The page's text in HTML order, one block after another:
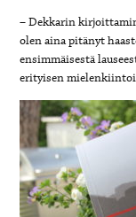
– Dekkarin
olen aina pitänyt
ensimmäisestä
erityisen